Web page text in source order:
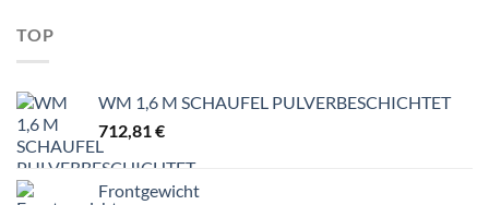
TOP
WM 1,6 M SCHAUFEL PULVERBESCHICHTET
712,81€
Frontgewicht